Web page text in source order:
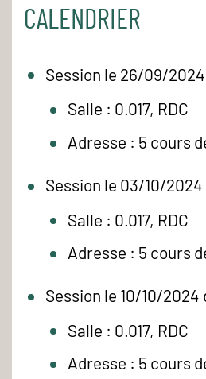
CALENDRIER
Session le 26/09/
Salle : 0.017, RDC
Adresse : 5 cours
Session le 03/10/2024
Salle : 0.017, RDC
Adresse : 5 cours
Session le 10/10/2024
Salle : 0.017, RDC
Adresse : 5 cours